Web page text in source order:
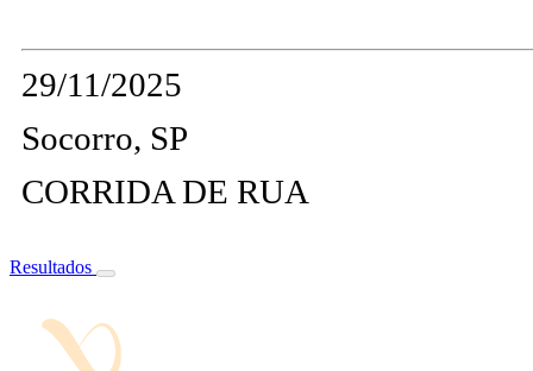
29/11/2025
Socorro, SP
CORRIDA DE RUA
Resultados